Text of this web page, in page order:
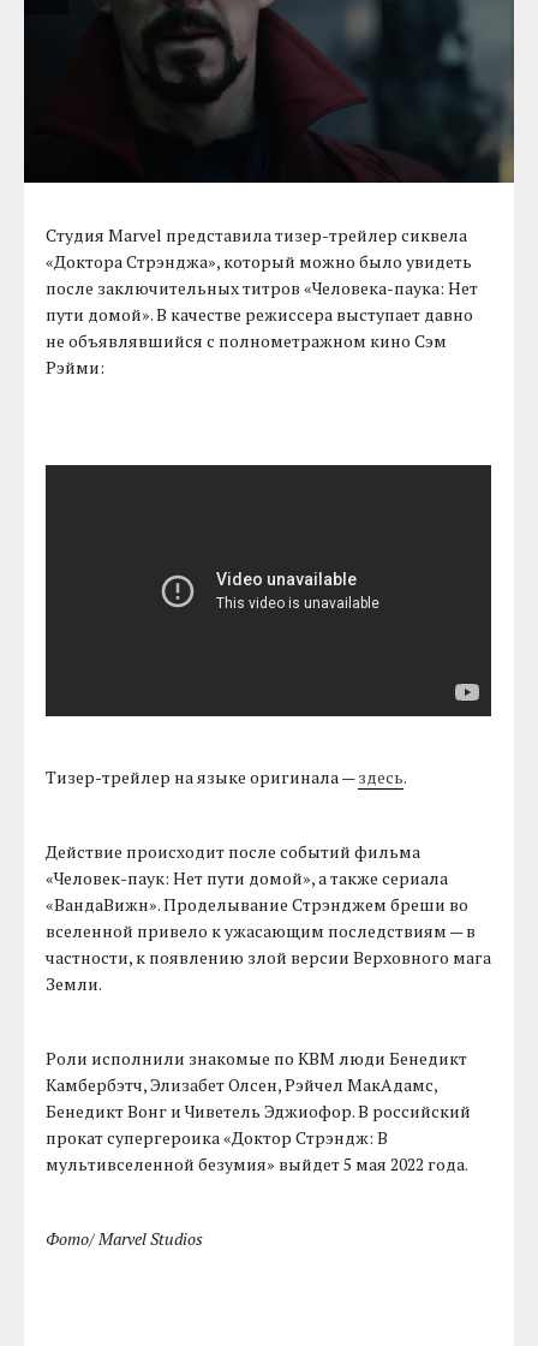
Студия Marvel представила тизер-трейлер сиквела
«Доктора Стрэнджа», который можно было увидеть
после заключительных титров «Человека-паука: Нет
пути домой». В качестве режиссера выступает давно
не объявлявшийся с полнометражном кино Сэм
Рэйми:
Тизер-трейлер на языке оригинала —здесь.
Действие происходит после событий фильма
«Человек-паук: Нет пути домой», а также сериала
«ВандаВижн». Проделывание Стрэнджем бреши во
вселенной привело к ужасающим последствиям — в
частности, к появлению злой версии Верховного мага
Земли.
Роли исполнили знакомые по КВМ люди Бенедикт
Камбербэтч, Элизабет Олсен, Рэйчел МакАдамс,
Бенедикт Вонг и Чиветель Эджиофор. В российский
прокат супергероика «Доктор Стрэндж: В
мультивселенной безумия» выйдет 5 мая 2022 года.
Фото/ Marvel Studios